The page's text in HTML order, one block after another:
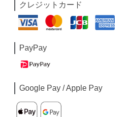
クレジットカード
PayPay
Google Pay / Apple Pay